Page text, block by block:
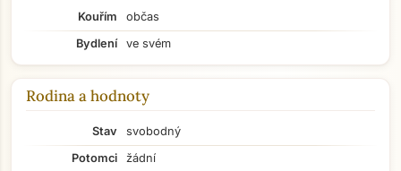
Kouřím
občas
Bydlení
ve svém
Rodina a hodnoty
Stav
svobodný
Potomci
žádní